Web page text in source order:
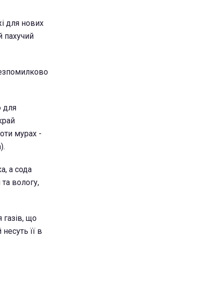
для нових
пахучий
для
мурах -
а сода
вологу,
газів, що
її в